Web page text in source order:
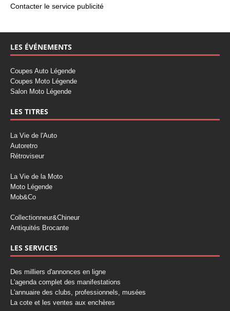
Contacter le service publicité
LES ÉVÉNEMENTS
Coupes Auto Légende
Coupes Moto Légende
Salon Moto Légende
LES TITRES
La Vie de l'Auto
Autoretro
Rétroviseur
La Vie de la Moto
Moto Légende
Mob&Co
Collectionneur&Chineur
Antiquités Brocante
LES SERVICES
Des milliers d'annonces en ligne
L'agenda complet des manifestations
L'annuaire des clubs, professionnels, musées
La cote et les ventes aux enchères